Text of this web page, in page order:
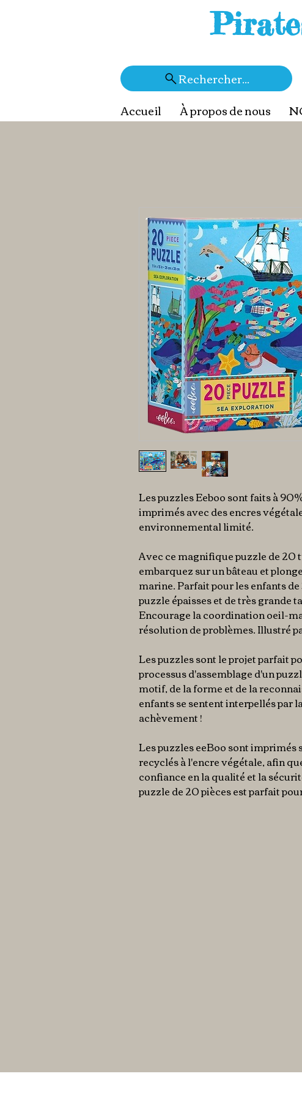
Rechercher...
Accueil
À propos de nous
Les puzzles Eeboo sont faits à
imprimés avec des encres
environnemental limité.
Avec ce magnifique puzzle de 20
embarquez sur un bâteau et
marine. Parfait pour les enfants de
puzzle épaisses et de très grande
Encourage la coordination oeil-
résolution de problèmes. Illustré
Les puzzles sont le projet parfait
processus d'assemblage d'un
motif, de la forme et de la
enfants se sentent interpellés par
achèvement !
Les puzzles eeBoo sont imprimés
recyclés à l'encre végétale, afin
confiance en la qualité et la
puzzle de 20 pièces est parfait